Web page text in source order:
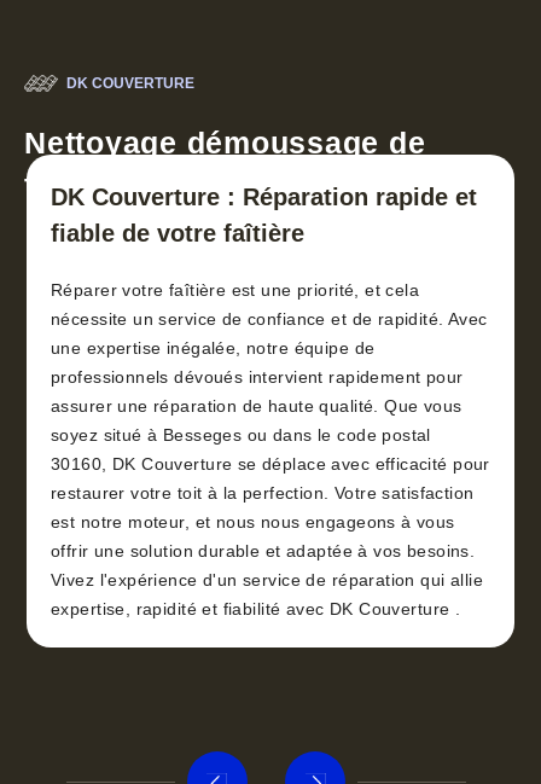
DK COUVERTURE
Nettoyage démoussage de
toiture 30
DK Couverture : Réparation rapide et
fiable de votre faîtière
Réparer votre faîtière est une priorité, et cela
nécessite un service de confiance et de rapidité. Avec
une expertise inégalée, notre équipe de
professionnels dévoués intervient rapidement pour
assurer une réparation de haute qualité. Que vous
soyez situé à Besseges ou dans le code postal
30160, DK Couverture se déplace avec efficacité pour
restaurer votre toit à la perfection. Votre satisfaction
est notre moteur, et nous nous engageons à vous
offrir une solution durable et adaptée à vos besoins.
Vivez l'expérience d'un service de réparation qui allie
expertise, rapidité et fiabilité avec DK Couverture .